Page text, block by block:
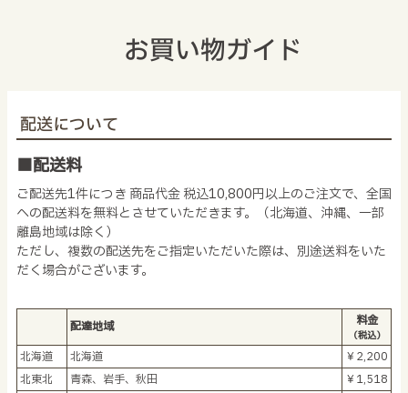
お買い物ガイド
配送について
■配送料
ご配送先1件につき 商品代金 税込10,800円以上のご注文で、全国
への配送料を無料とさせていただきます。（北海道、沖縄、一部
離島地域は除く）
ただし、複数の配送先をご指定いただいた際は、別途送料をいた
だく場合がございます。
配達地域 料金
（税込）
北海道 北海道
￥2,200
北東北
青森、岩手、秋田
￥1,518